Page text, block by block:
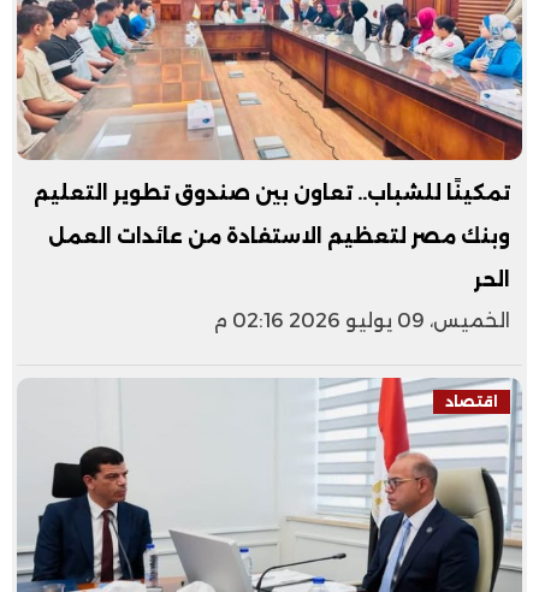
تمكينًا للشباب.. تعاون بين صندوق تطوير التعليم
وبنك مصر لتعظيم الاستفادة من عائدات العمل
الحر
الخميس، 09 يوليو 2026 02:16 م
اقتصاد